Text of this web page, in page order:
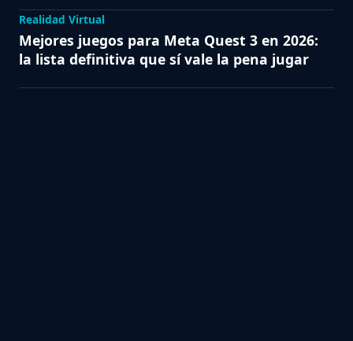
Realidad Virtual
Mejores juegos para Meta Quest 3 en 2026:
la lista definitiva que sí vale la pena jugar